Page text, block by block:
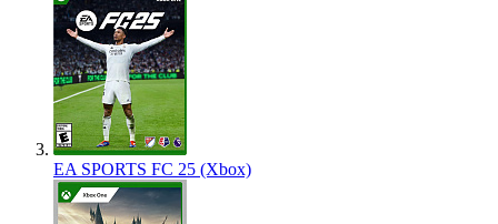
EA SPORTS FC 25 (Xbox)